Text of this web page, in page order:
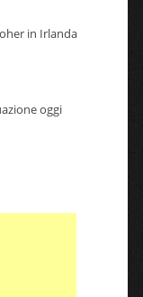
in Irlanda
oggi